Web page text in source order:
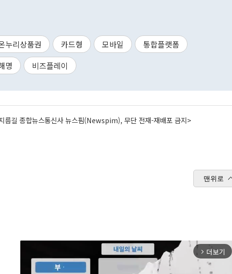
누리상품권 카드형 모바일
통합플랫폼
명 비즈플레이
름길 종합뉴스통신사 뉴스핌(Newspim), 무단 전재-재배포 금지>
맨위로
arrow_forward_ios 더보기